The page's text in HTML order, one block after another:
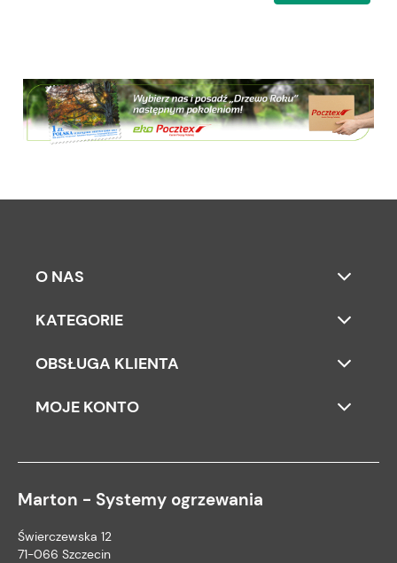
O NAS
KATEGORIE
OBSŁUGA KLIENTA
MOJE KONTO
Marton - Systemy ogrzewania
Świerczewska 12
71-066 Szczecin